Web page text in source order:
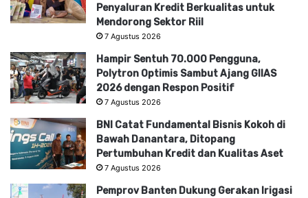
Penyaluran Kredit Berkualitas untuk
Mendorong Sektor Riil
7 Agustus 2026
Hampir Sentuh 70.000 Pengguna,
Polytron Optimis Sambut Ajang GIIAS
2026 dengan Respon Positif
7 Agustus 2026
BNI Catat Fundamental Bisnis Kokoh di
Bawah Danantara, Ditopang
Pertumbuhan Kredit dan Kualitas Aset
7 Agustus 2026
Pemprov Banten Dukung Gerakan Irigasi